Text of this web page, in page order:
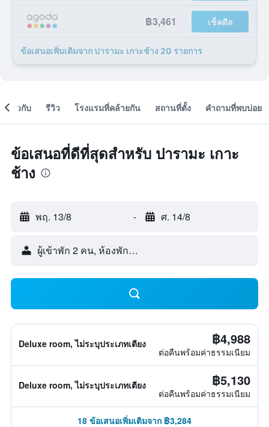
฿3,461 เช็คดีล
ข้อเสนอเพิ่มเติมจาก ปารามะ เกาะช้าง 20 รายการ
เกี่ยวกับ รีวิว โรงแรมที่คล้ายกัน สถานที่ตั้ง คำถามที่พบบ่อย
ข้อเสนอที่ดีที่สุดสำหรับ ปารามะ เกาะ
ช้าง
พฤ. 13/8 - ศ. 14/8
ผู้เข้าพัก 2 คน, ห้องพัก 1 ห้อง
Deluxe room, ไม่ระบุประเภทเตียง ฿4,988
ต่อคืนพร้อมค่าธรรมเนียม
Deluxe room, ไม่ระบุประเภทเตียง ฿5,130
ต่อคืนพร้อมค่าธรรมเนียม
18 ข้อเสนอเพิ่มเติมจาก ฿3,284